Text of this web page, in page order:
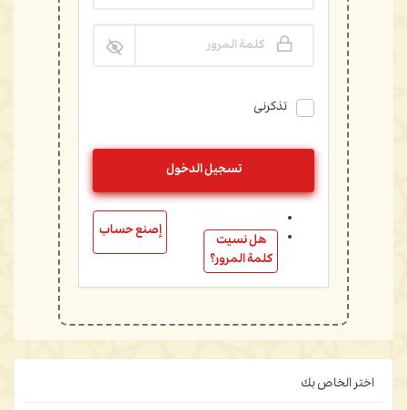
كلمة المرور
تذكرنى
إصنع حساب
هل نسيت
كلمة المرور؟
اختر الخاص بك